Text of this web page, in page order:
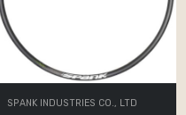
SPANK INDUSTRIES CO., LTD